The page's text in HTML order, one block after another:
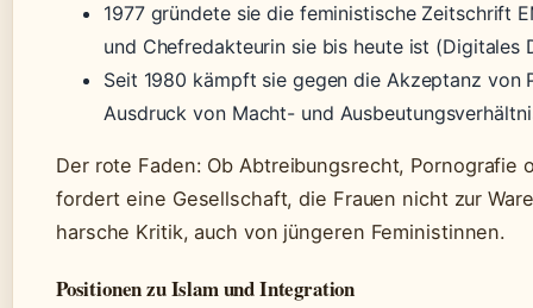
1977 gründete sie die feministische Zeitschrift
und Chefredakteurin sie bis heute ist (Digitales
Seit 1980 kämpft sie gegen die Akzeptanz von
Ausdruck von Macht- und
Der rote Faden: Ob Abtreibungsrecht, Pornografie
fordert eine Gesellschaft, die Frauen nicht zur
harsche Kritik, auch von jüngeren Feministinnen.
Positionen zu Islam und Integration